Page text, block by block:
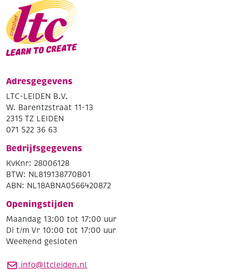
Adresgegevens
LTC-LEIDEN B.V.
W. Barentzstraat 11-13
2315 TZ LEIDEN
071 522 36 63
Bedrijfsgegevens
KvKnr: 28006128
BTW: NL819138770B01
ABN: NL18ABNA0566420872
Openingstijden
Maandag 13:00 tot 17:00 uur
Di t/m Vr 10:00 tot 17:00 uur
Weekend gesloten
info@ltcleiden.nl